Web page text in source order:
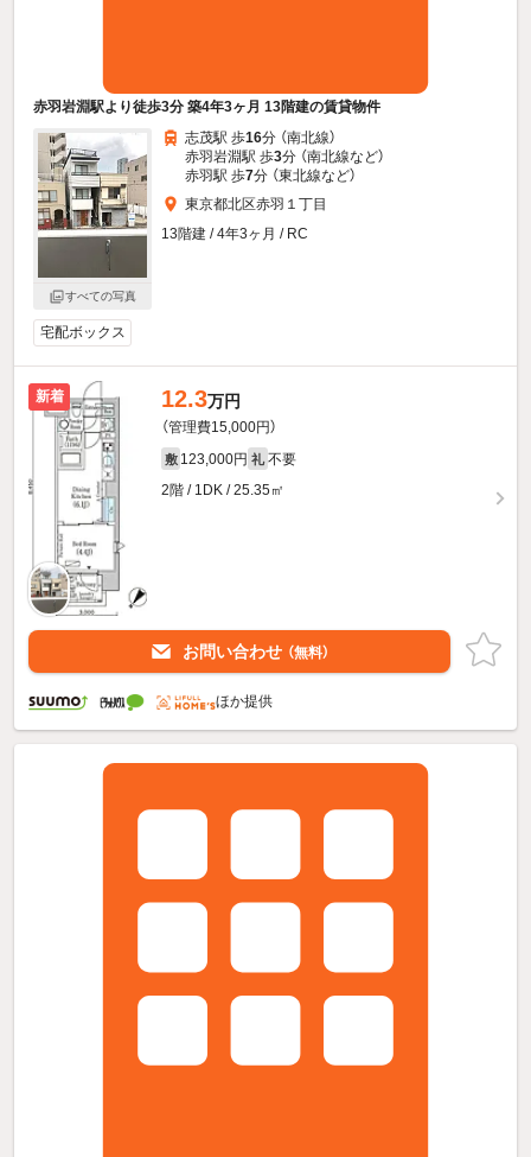
赤羽岩淵駅より徒歩3分 築4年3ヶ月 13階建の賃貸物件
すべての写真
志茂駅 歩16分 （南北線）
赤羽岩淵駅 歩3分 （南北線など）
赤羽駅 歩7分 （東北線など）
東京都北区赤羽１丁目
13階建 / 4年3ヶ月 / RC
宅配ボックス
新着 12.3万円
（管理費15,000円）
敷 123,000円 礼 不要
2階 / 1DK / 25.35㎡
お問い合わせ （無料）
ほか提供